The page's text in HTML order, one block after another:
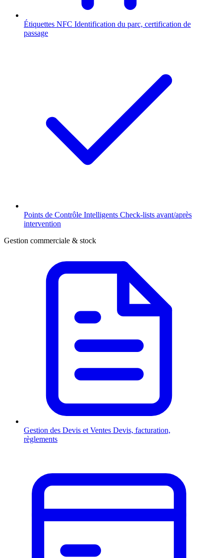
Étiquettes NFC Identification du parc, certification de
passage
Points de Contrôle Intelligents Check-lists avant/après
intervention
Gestion commerciale & stock
Gestion des Devis et Ventes Devis, facturation,
règlements